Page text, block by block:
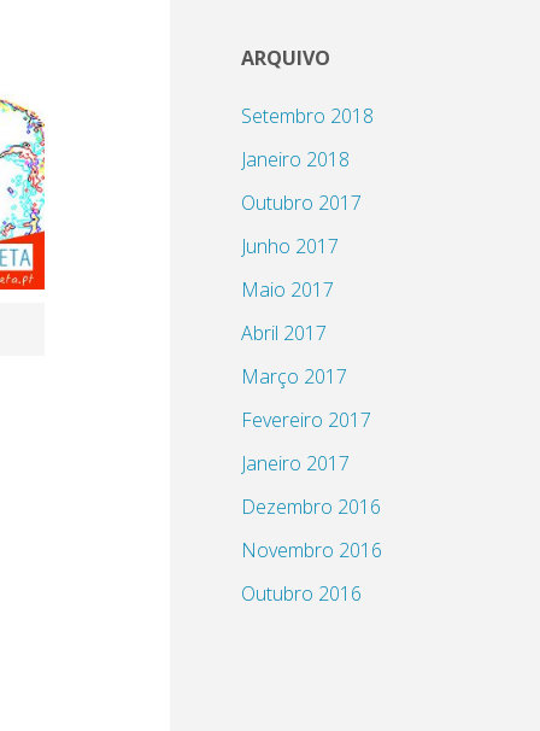
ARQUIVO
Setembro 2018
Janeiro 2018
Outubro 2017
Junho 2017
Maio 2017
Abril 2017
Março 2017
Fevereiro 2017
Janeiro 2017
Dezembro 2016
Novembro 2016
Outubro 2016